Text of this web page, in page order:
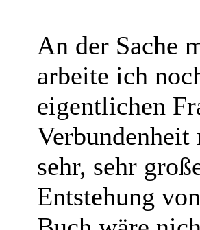
An der Sache
arbeite ich
eigentlichen
sehr, sehr
Entstehung